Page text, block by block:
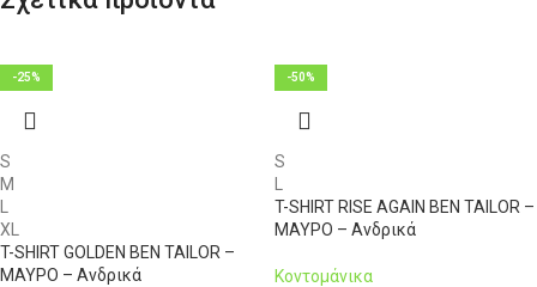
-25%
S
M
XL
T-SHIRT GOLDEN BEN TAILOR –
ΜΑΥΡΟ – Ανδρικά
-50%
S
T-SHIRT RISE AGAIN BEN TAILOR –
ΜΑΥΡΟ – Ανδρικά
Κοντομάνικα